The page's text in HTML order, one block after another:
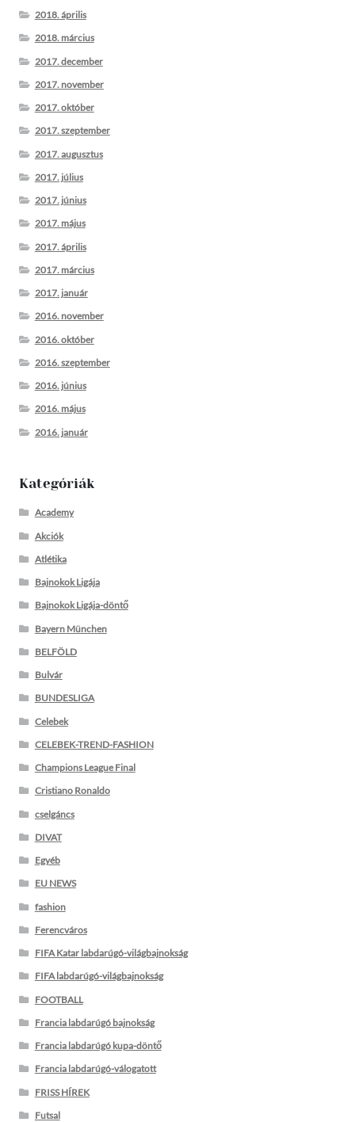
2018. április
2018. március
2017. december
2017. november
2017. október
2017. szeptember
2017. augusztus
2017. július
2017. június
2017. május
2017. április
2017. március
2017. január
2016. november
2016. október
2016. szeptember
2016. június
2016. május
2016. január
Kategóriák
Academy
Akciók
Atlétika
Bajnokok Ligája
Bajnokok Ligája-döntő
Bayern München
BELFÖLD
Bulvár
BUNDESLIGA
Celebek
CELEBEK-TREND-FASHION
Champions League Final
Cristiano Ronaldo
cselgáncs
DIVAT
Egyéb
EU NEWS
fashion
Ferencváros
FIFA Katar labdarúgó-világbajnokság
FIFA labdarúgó-világbajnokság
FOOTBALL
Francia labdarúgó bajnokság
Francia labdarúgó kupa-döntő
Francia labdarúgó-válogatott
FRISS HÍREK
Futsal